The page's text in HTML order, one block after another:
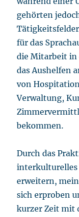
gehörten
für das
die Mitarbeit
das Aushelfen
von
Verwaltung,
bekommen.
Durch das
interkulturelles
erweitern,
sich erproben
kurzer Zeit mit